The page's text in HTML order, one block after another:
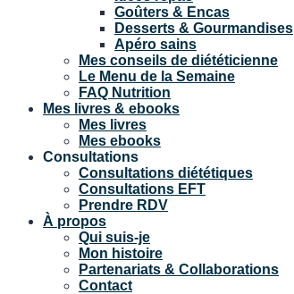
Goûters & Encas
Desserts & Gourmandises
Apéro sains
Mes conseils de diététicienne
Le Menu de la Semaine
FAQ Nutrition
Mes livres & ebooks
Mes livres
Mes ebooks
Consultations
Consultations diététiques
Consultations EFT
Prendre RDV
À propos
Qui suis-je
Mon histoire
Partenariats & Collaborations
Contact